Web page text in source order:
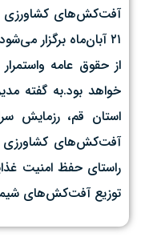
۲۱ آبان‌ماه برگزار
از حقوق عامه
خواهد بود.به گفته
استان قم، رزمایش
آفت‌کش‌های کشاورزی
راستای حفظ امنیت
توزیع آفت‌کش‌های